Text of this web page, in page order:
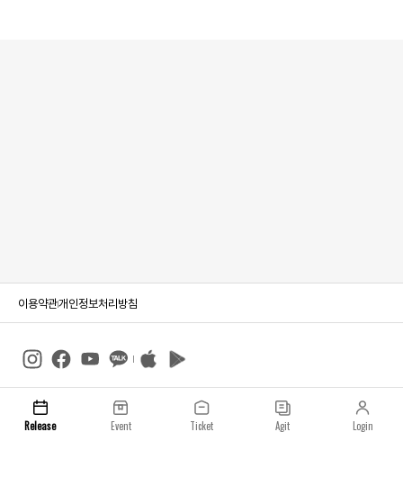
이용약관개인정보처리방침
일요일 주식회사
사업자등록번호 : 233-86-023­73
Release Event Ticket Agit Login